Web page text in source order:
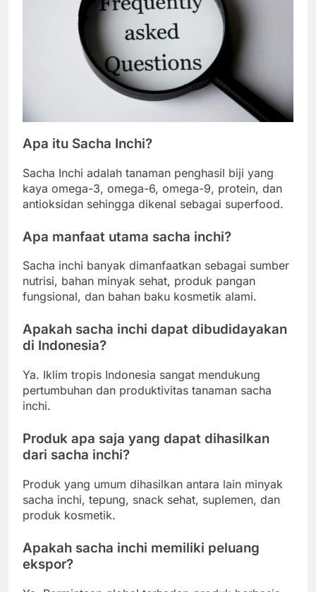
Apa itu Sacha Inchi?
Sacha Inchi adalah tanaman penghasil biji yang
kaya omega-3, omega-6, omega-9, protein, dan
antioksidan sehingga dikenal sebagai superfood.
Apa manfaat utama sacha inchi?
Sacha inchi banyak dimanfaatkan sebagai sumber
nutrisi, bahan minyak sehat, produk pangan
fungsional, dan bahan baku kosmetik alami.
Apakah sacha inchi dapat dibudidayakan
di Indonesia?
Ya. Iklim tropis Indonesia sangat mendukung
pertumbuhan dan produktivitas tanaman sacha
inchi.
Produk apa saja yang dapat dihasilkan
dari sacha inchi?
Produk yang umum dihasilkan antara lain minyak
sacha inchi, tepung, snack sehat, suplemen, dan
produk kosmetik.
Apakah sacha inchi memiliki peluang
ekspor?